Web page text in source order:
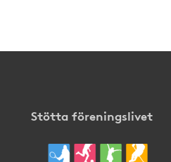
Stötta föreningslivet